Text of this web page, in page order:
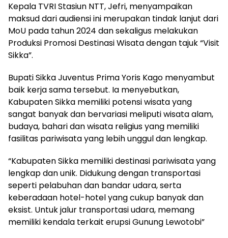
Kepala TVRI Stasiun NTT, Jefri, menyampaikan
maksud dari audiensi ini merupakan tindak lanjut dari
MoU pada tahun 2024 dan sekaligus melakukan
Produksi Promosi Destinasi Wisata dengan tajuk “Visit
Sikka”.
Bupati Sikka Juventus Prima Yoris Kago menyambut
baik kerja sama tersebut. Ia menyebutkan,
Kabupaten Sikka memiliki potensi wisata yang
sangat banyak dan bervariasi meliputi wisata alam,
budaya, bahari dan wisata religius yang memiliki
fasilitas pariwisata yang lebih unggul dan lengkap.
“Kabupaten Sikka memiliki destinasi pariwisata yang
lengkap dan unik. Didukung dengan transportasi
seperti pelabuhan dan bandar udara, serta
keberadaan hotel-hotel yang cukup banyak dan
eksist. Untuk jalur transportasi udara, memang
memiliki kendala terkait erupsi Gunung Lewotobi”